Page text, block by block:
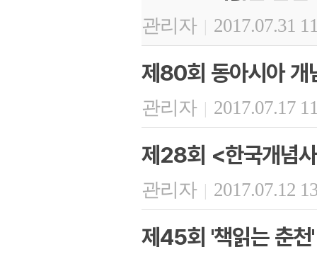
관리자 | 2017.07.31
제80회 동아시아 개
관리자 | 2017.07.17
제28회 <한국개념
관리자 | 2017.07.12
제45회 '책읽는 춘천'